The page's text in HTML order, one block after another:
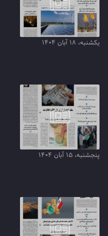
یکشنبه، ۱۸ آبان ۱۴۰۴
پنجشنبه، ۱۵ آبان ۱۴۰۴